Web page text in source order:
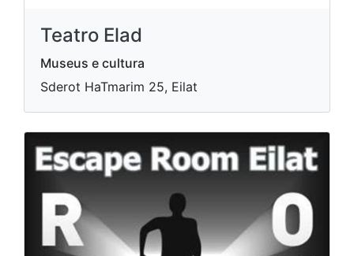
Teatro Elad
Museus e cultura
Sderot HaTmarim 25, Eilat